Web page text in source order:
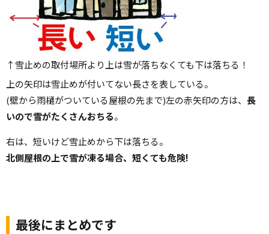
↑雪止めの取付場所より上は雪が落ちなくても下は落ちる！
上の矢印は雪止めが付いてない長さを表している。
(壁から雨樋がついている屋根の先まで)左の赤矢印の方は、 長
いので雪がたくさんおちる。
右は、短いけど雪止めから下は落ちる。
北側屋根の上で雪が凍る場合、短くても危険!
最後にまとめです